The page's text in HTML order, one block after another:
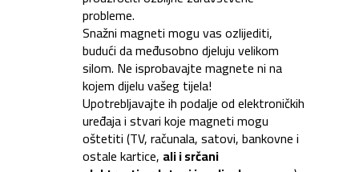
probleme.
Snažni magneti mogu vas ozlijediti,
budući da međusobno djeluju velikom
silom. Ne isprobavajte magnete ni na
kojem dijelu vašeg tijela!
Upotrebljavajte ih podalje od elektroničkih
uređaja i stvari koje magneti mogu
oštetiti (TV, računala, satovi, bankovne i
ostale kartice, ali i srčani